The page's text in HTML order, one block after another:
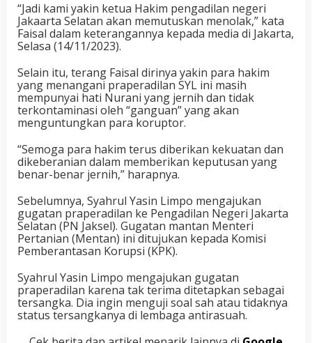
“Jadi kami yakin ketua Hakim pengadilan negeri
Jakaarta Selatan akan memutuskan menolak,” kata
Faisal dalam keterangannya kepada media di Jakarta,
Selasa (14/11/2023).
Selain itu, terang Faisal dirinya yakin para hakim
yang menangani praperadilan SYL ini masih
mempunyai hati Nurani yang jernih dan tidak
terkontaminasi oleh “ganguan” yang akan
menguntungkan para koruptor.
“Semoga para hakim terus diberikan kekuatan dan
dikeberanian dalam memberikan keputusan yang
benar-benar jernih,” harapnya.
Sebelumnya, Syahrul Yasin Limpo mengajukan
gugatan praperadilan ke Pengadilan Negeri Jakarta
Selatan (PN Jaksel). Gugatan mantan Menteri
Pertanian (Mentan) ini ditujukan kepada Komisi
Pemberantasan Korupsi (KPK).
Syahrul Yasin Limpo mengajukan gugatan
praperadilan karena tak terima ditetapkan sebagai
tersangka. Dia ingin menguji soal sah atau tidaknya
status tersangkanya di lembaga antirasuah.